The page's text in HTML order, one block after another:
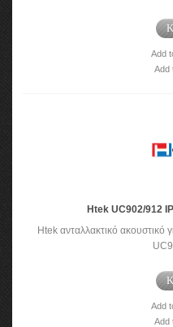
Add
Add
Htek UC902/912
Htek ανταλλακτικό ακουστικό
Add
Add